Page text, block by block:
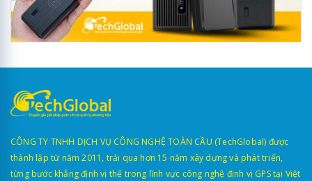
CÔNG TY TNHH DỊCH VỤ CÔNG NGHỆ TOÀN CẦU (TechGlobal) được
thành lập từ năm 2011, trải qua hơn 15 năm xây dựng và phát triển,
từng bước khẳng định vị thế trong lĩnh vực công nghệ định vị GPS tại Việt